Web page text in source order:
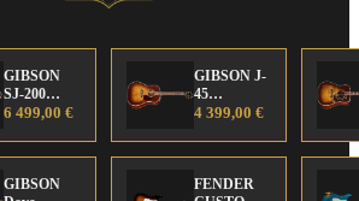
GIBSON
SJ-200
Anniversary
Edition
6 499,00 €
GIBSON J-
45
Anniversary
Edition
4 399,00 €
GIBSON
FENDER